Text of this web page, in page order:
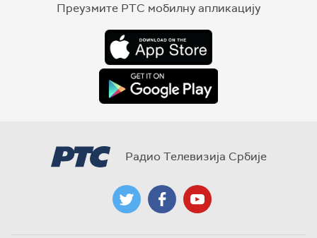
Преузмите РТС мобилну апликацију
Радио Телевизија Србије